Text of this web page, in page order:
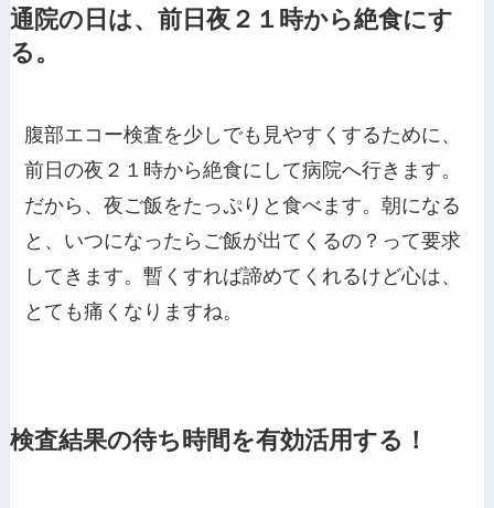
通院の日は、前日夜２１時から絶食にす
る。
腹部エコー検査を少しでも見やすくするために、
前日の夜２１時から絶食にして病院へ行きます。
だから、夜ご飯をたっぷりと食べます。朝になる
と、いつになったらご飯が出てくるの？って要求
してきます。暫くすれば諦めてくれるけど心は、
とても痛くなりますね。
検査結果の待ち時間を有効活用する！